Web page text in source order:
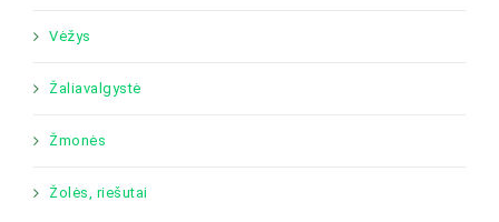
Vėžys
Žaliavalgystė
Žmonės
Žolės, riešutai